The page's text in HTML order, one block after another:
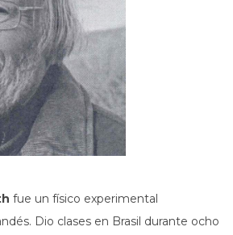
fue un físico experimental
Dio clases en Brasil durante ocho